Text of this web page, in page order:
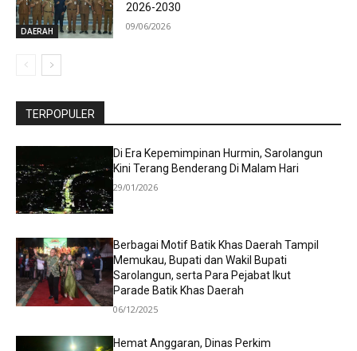
DAERAH
2026-2030
09/06/2026
TERPOPULER
Di Era Kepemimpinan Hurmin, Sarolangun
Kini Terang Benderang Di Malam Hari
29/01/2026
Berbagai Motif Batik Khas Daerah Tampil
Memukau, Bupati dan Wakil Bupati
Sarolangun, serta Para Pejabat Ikut
Parade Batik Khas Daerah
06/12/2025
Hemat Anggaran, Dinas Perkim